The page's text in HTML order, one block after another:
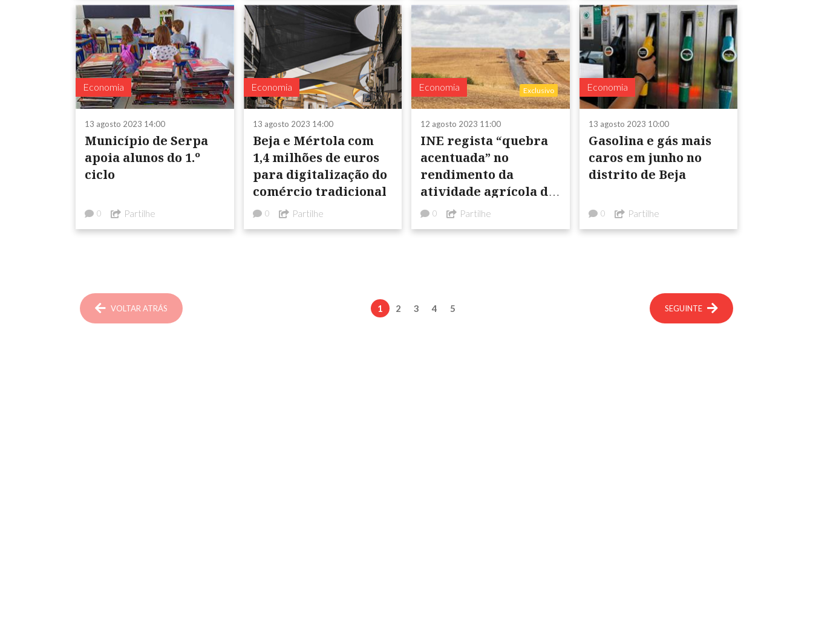
Economia
13 agosto 2023 14:00
Município de Serpa
apoia alunos do 1.º
ciclo
0 Partilhe
Economia
13 agosto 2023 14:00
Beja e Mértola com
1,4 milhões de euros
para digitalização do
comércio tradicional
0 Partilhe
Economia Exclusivo
12 agosto 2023 11:00
INE regista “quebra
acentuada” no
rendimento da
atividade agrícola da
região
0 Partilhe
Economia
13 agosto 2023 10:00
Gasolina e gás mais
caros em junho no
distrito de Beja
0 Partilhe
VOLTAR ATRÁS 1 2 3 4 5 SEGUINTE